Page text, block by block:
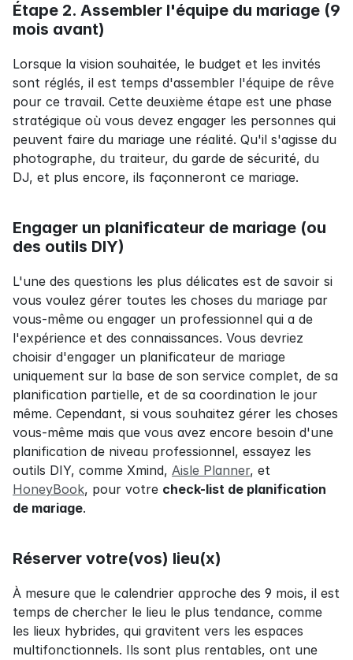
Étape 2. Assembler l'équipe du mariage (9
mois avant)
Lorsque la vision souhaitée, le budget et les invités
sont réglés, il est temps d'assembler l'équipe de rêve
pour ce travail. Cette deuxième étape est une phase
stratégique où vous devez engager les personnes qui
peuvent faire du mariage une réalité. Qu'il s'agisse du
photographe, du traiteur, du garde de sécurité, du
DJ, et plus encore, ils façonneront ce mariage.
Engager un planificateur de mariage (ou
des outils DIY)
L'une des questions les plus délicates est de savoir si
vous voulez gérer toutes les choses du mariage par
vous-même ou engager un professionnel qui a de
l'expérience et des connaissances. Vous devriez
choisir d'engager un planificateur de mariage
uniquement sur la base de son service complet, de sa
planification partielle, et de sa coordination le jour
même. Cependant, si vous souhaitez gérer les choses
vous-même mais que vous avez encore besoin d'une
planification de niveau professionnel, essayez les
outils DIY, comme Xmind, Aisle Planner
HoneyBook, pour votre check-list de planification
de mariage.
Réserver votre(vos) lieu(x)
À mesure que le calendrier approche des 9 mois, il est
temps de chercher le lieu le plus tendance, comme
les lieux hybrides, qui gravitent vers les espaces
multifonctionnels. Ils sont plus rentables, ont une